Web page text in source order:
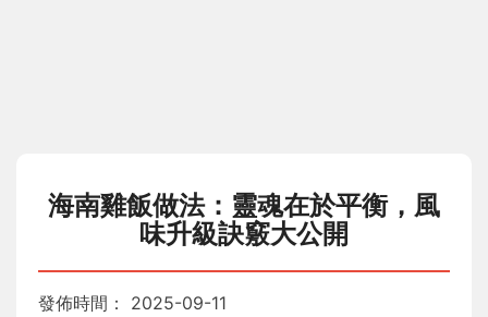
海南雞飯做法：靈魂在於平衡，風
味升級訣竅大公開
發佈時間： 2025-09-11